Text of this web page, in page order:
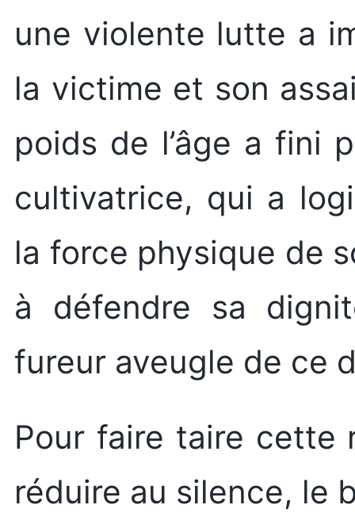
une violente lutte a
la victime et son
poids de l’âge a fini
cultivatrice, qui a
la force physique de
à défendre sa
fureur aveugle de ce
Pour faire taire cette
réduire au silence, le